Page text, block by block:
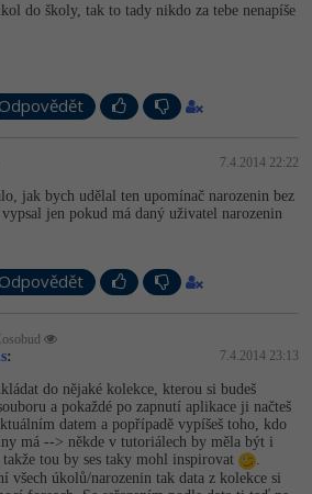
-30%
-25%
-80%
-15%
Effects
-80%
do školy, tak to tady nikdo za tebe nenapíše
Odpovědět
7.4.2014 22:22
jak bych udělal ten upomínač narozenin bez
jen pokud má daný uživatel narozenin
Odpovědět
: 7.4.2014 23:13
do nějaké kolekce, kterou si budeš
a pokaždé po zapnutí aplikace ji načteš
datem a popřípadě vypíšeš toho, kdo
má --> někde v tutoriálech by měla být i
tou by ses taky mohl inspirovat
.
všech úkolů/narozenin tak data z kolekce si